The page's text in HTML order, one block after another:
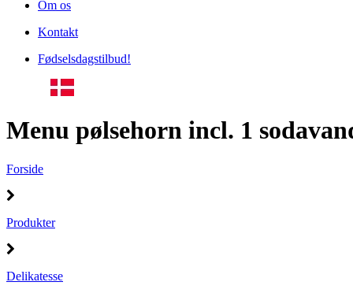
Om os
Kontakt
Fødselsdagstilbud!
Menu pølsehorn incl. 1
Forside
Produkter
Delikatesse